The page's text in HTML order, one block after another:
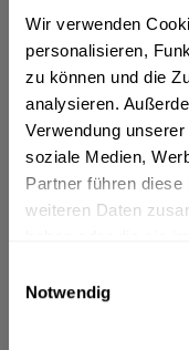
Wir verwenden
personalisieren,
zu können und die
analysieren.
Verwendung
soziale Medien,
Partner führen
weiteren Daten
Notwendig
MEHRWEG
+3,30 € Pfand
In den
Artikel-Nr.:
Verfügbar in: